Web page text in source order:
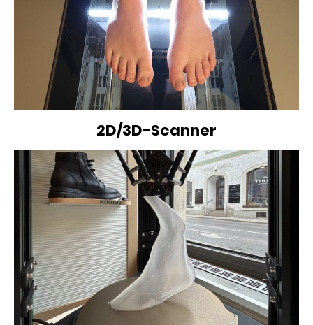
2D/3D-Scanner